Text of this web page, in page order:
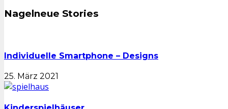
Nagelneue Stories
Individuelle Smartphone – Designs
25. März 2021